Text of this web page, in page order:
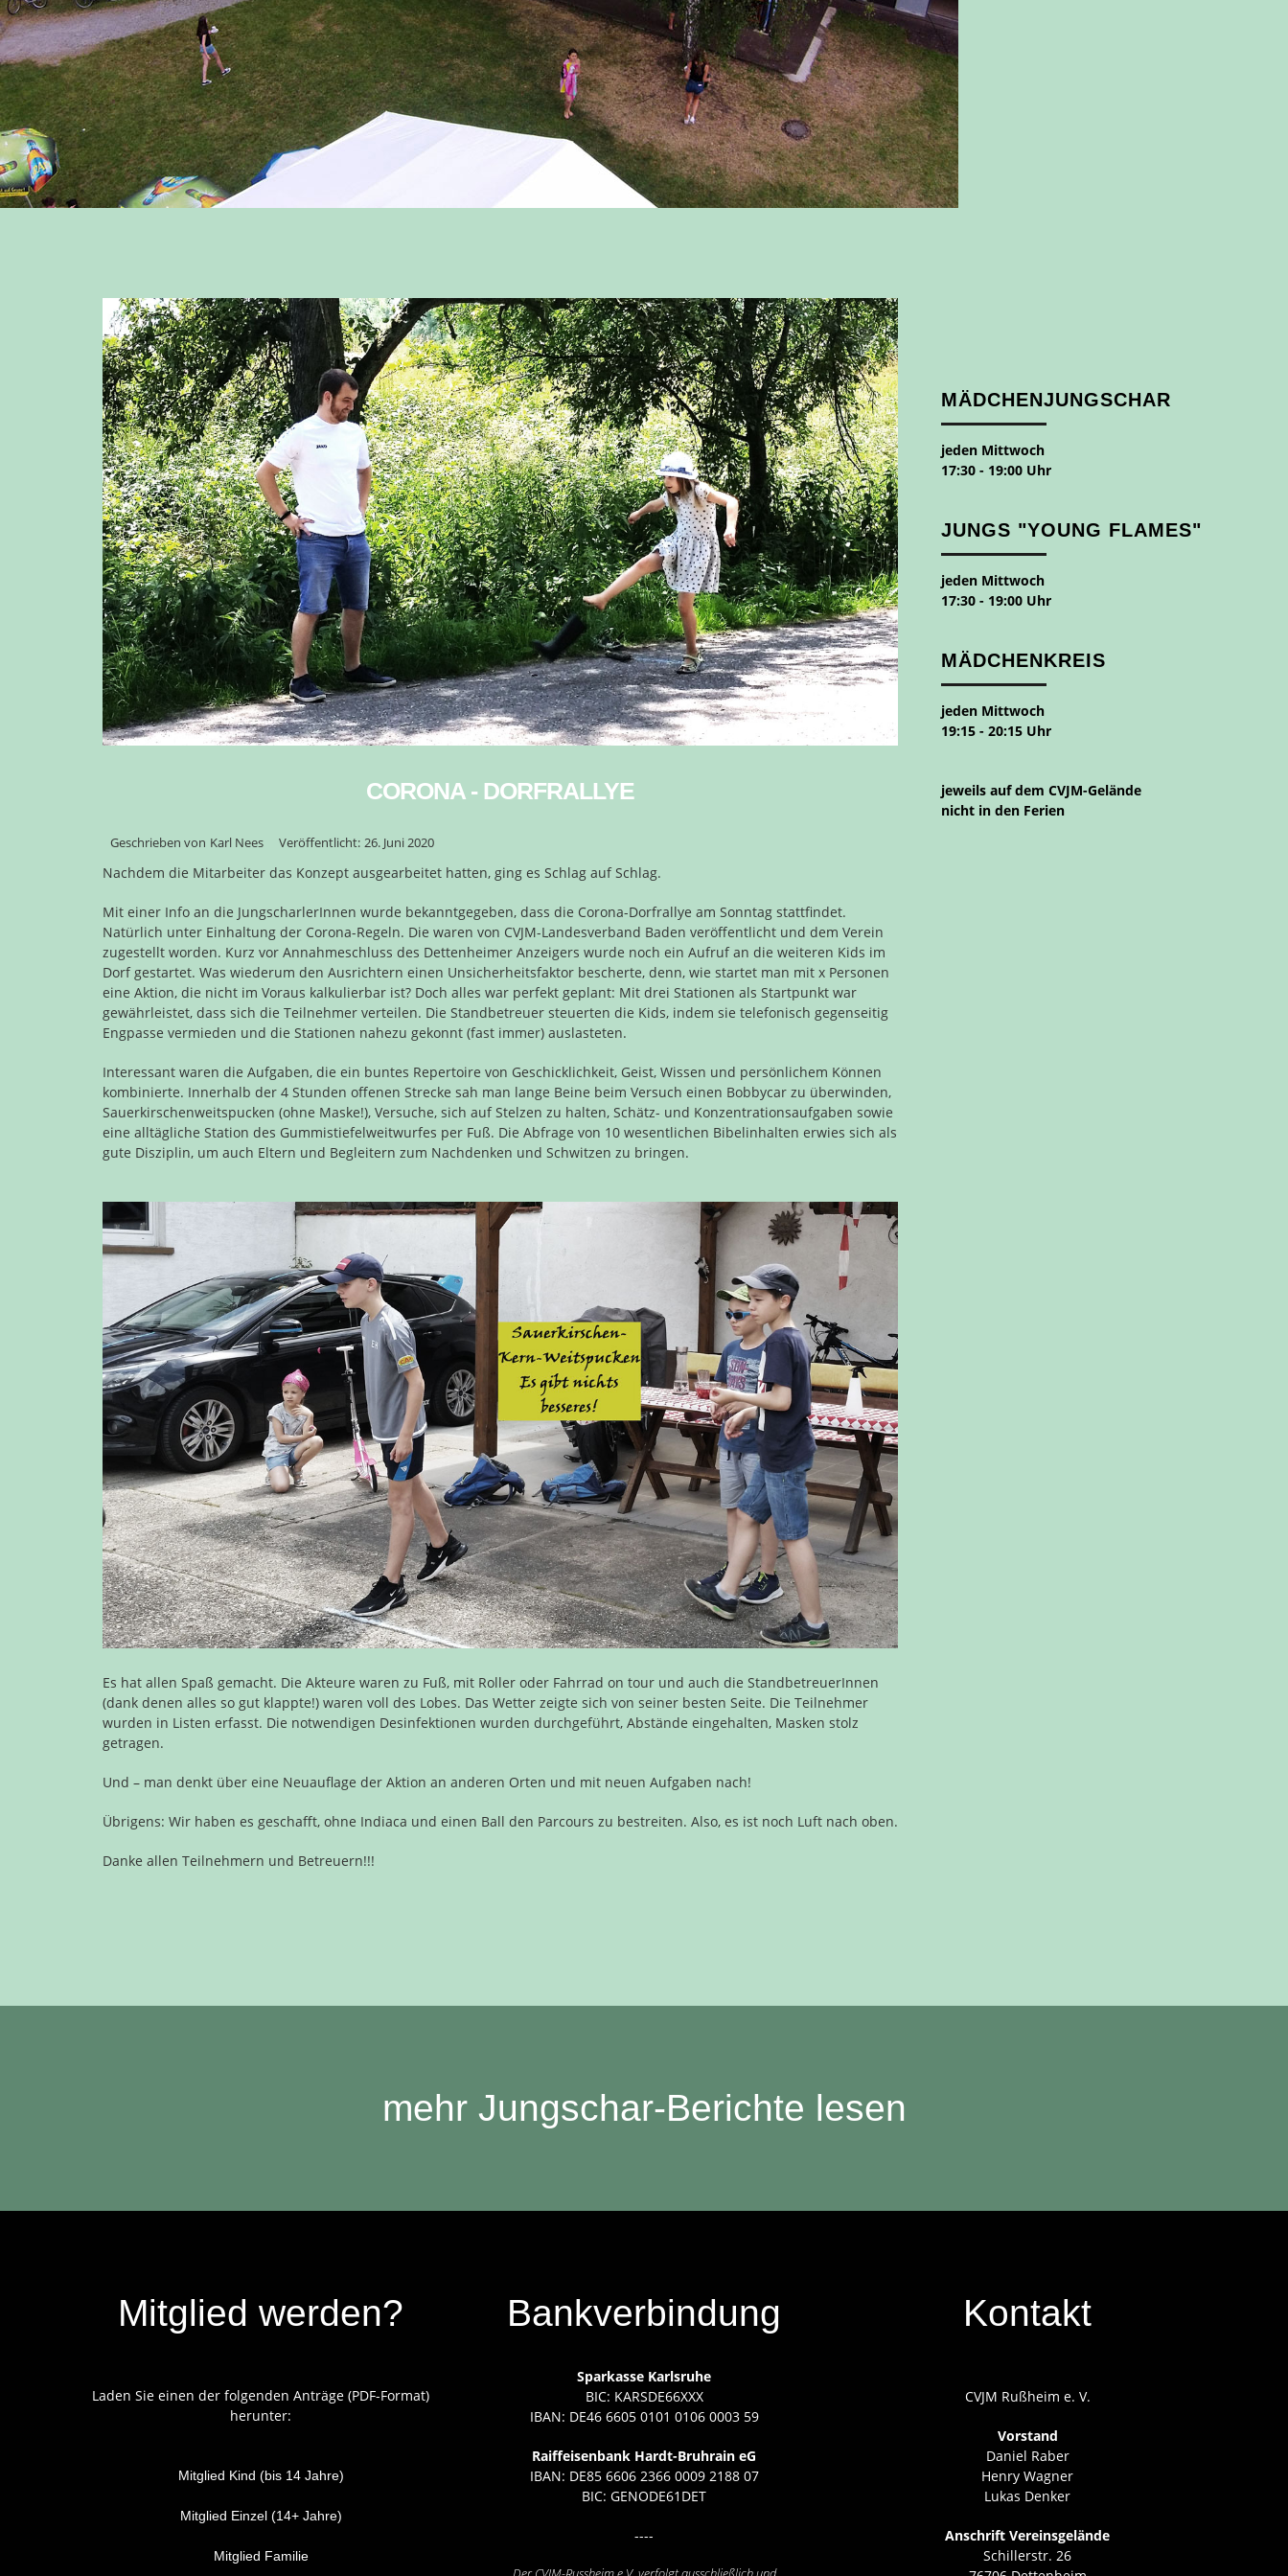
CORONA - DORFRALLYE
Geschrieben von Karl Nees Veröffentlicht: 26. Juni 2020
Nachdem die Mitarbeiter das Konzept ausgearbeitet hatten, ging es Schlag auf Schlag.
Mit einer Info an die JungscharlerInnen wurde bekanntgegeben, dass die Corona-Dorfrallye am Sonntag stattfindet.
Natürlich unter Einhaltung der Corona-Regeln. Die waren von CVJM-Landesverband Baden veröffentlicht und dem Verein
zugestellt worden. Kurz vor Annahmeschluss des Dettenheimer Anzeigers wurde noch ein Aufruf an die weiteren Kids im
Dorf gestartet. Was wiederum den Ausrichtern einen Unsicherheitsfaktor bescherte, denn, wie startet man mit x Personen
eine Aktion, die nicht im Voraus kalkulierbar ist? Doch alles war perfekt geplant: Mit drei Stationen als Startpunkt war
gewährleistet, dass sich die Teilnehmer verteilen. Die Standbetreuer steuerten die Kids, indem sie telefonisch gegenseitig
Engpasse vermieden und die Stationen nahezu gekonnt (fast immer) auslasteten.
Interessant waren die Aufgaben, die ein buntes Repertoire von Geschicklichkeit, Geist, Wissen und persönlichem Können
kombinierte. Innerhalb der 4 Stunden offenen Strecke sah man lange Beine beim Versuch einen Bobbycar zu überwinden,
Sauerkirschenweitspucken (ohne Maske!), Versuche, sich auf Stelzen zu halten, Schätz- und Konzentrationsaufgaben sowie
eine alltägliche Station des Gummistiefelweitwurfes per Fuß. Die Abfrage von 10 wesentlichen Bibelinhalten erwies sich als
gute Disziplin, um auch Eltern und Begleitern zum Nachdenken und Schwitzen zu bringen.
Es hat allen Spaß gemacht. Die Akteure waren zu Fuß, mit Roller oder Fahrrad on tour und auch die StandbetreuerInnen
(dank denen alles so gut klappte!) waren voll des Lobes. Das Wetter zeigte sich von seiner besten Seite. Die Teilnehmer
wurden in Listen erfasst. Die notwendigen Desinfektionen wurden durchgeführt, Abstände eingehalten, Masken stolz
getragen.
Und – man denkt über eine Neuauflage der Aktion an anderen Orten und mit neuen Aufgaben nach!
Übrigens: Wir haben es geschafft, ohne Indiaca und einen Ball den Parcours zu bestreiten. Also, es ist noch Luft nach oben.
Danke allen Teilnehmern und Betreuern!!!
MÄDCHENJUNGSCHAR
jeden Mittwoch
17:30 - 19:00 Uhr
JUNGS "YOUNG FLAMES"
jeden Mittwoch
17:30 - 19:00 Uhr
MÄDCHENKREIS
jeden Mittwoch
19:15 - 20:15 Uhr
jeweils auf dem CVJM-Gelände
nicht in den Ferien
mehr Jungschar-Berichte lesen
Mitglied werden?
Laden Sie einen der folgenden Anträge (PDF-Format)
herunter:
Mitglied Kind (bis 14 Jahre)
Mitglied Einzel (14+ Jahre)
Mitglied Familie
Bankverbindung
Sparkasse Karlsruhe
BIC: KARSDE66XXX
IBAN: DE46 6605 0101 0106 0003 59
Raiffeisenbank Hardt-Bruhrain eG
IBAN: DE85 6606 2366 0009 2188 07
BIC: GENODE61DET
----
Kontakt
CVJM Rußheim e. V.
Vorstand
Daniel Raber
Henry Wagner
Lukas Denker
Anschrift Vereinsgelände
Schillerstr. 26